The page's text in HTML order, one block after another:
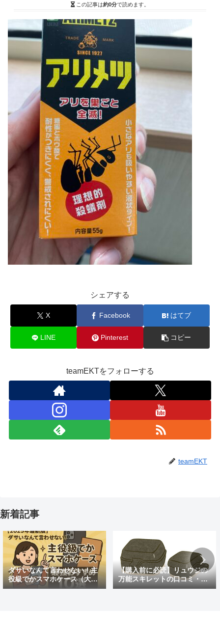
この記事は約0分で読めます。
シェアする
X Facebook はてブ
LINE Pinterest コピー
teamEKTをフォローする
teamEKT
新着記事
ダサいなんて言わせない！主
役級でかスマホケース（大き
めの）最強おすすめ10選
【購入前に必読】リュウジの
万能スキレットの口コミ・評
判まとめ｜後悔しないための